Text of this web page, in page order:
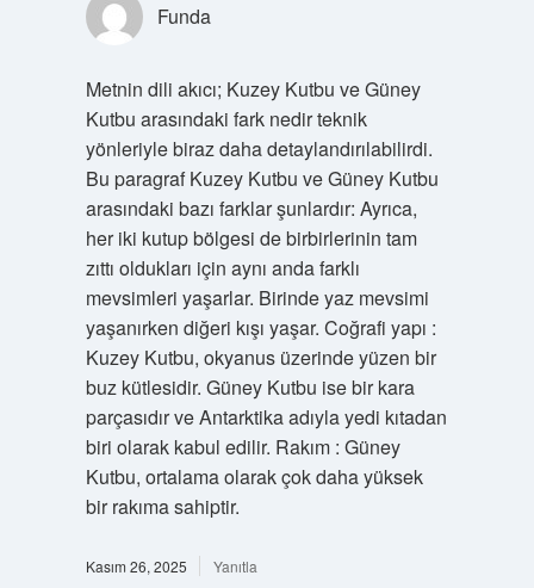
Funda
Metnin dili akıcı; Kuzey Kutbu ve Güney
Kutbu arasındaki fark nedir teknik
yönleriyle biraz daha detaylandırılabilirdi.
Bu paragraf Kuzey Kutbu ve Güney Kutbu
arasındaki bazı farklar şunlardır: Ayrıca,
her iki kutup bölgesi de birbirlerinin tam
zıttı oldukları için aynı anda farklı
mevsimleri yaşarlar. Birinde yaz mevsimi
yaşanırken diğeri kışı yaşar. Coğrafi yapı :
Kuzey Kutbu, okyanus üzerinde yüzen bir
buz kütlesidir. Güney Kutbu ise bir kara
parçasıdır ve Antarktika adıyla yedi kıtadan
biri olarak kabul edilir. Rakım : Güney
Kutbu, ortalama olarak çok daha yüksek
bir rakıma sahiptir.
Kasım 26, 2025 Yanıtla